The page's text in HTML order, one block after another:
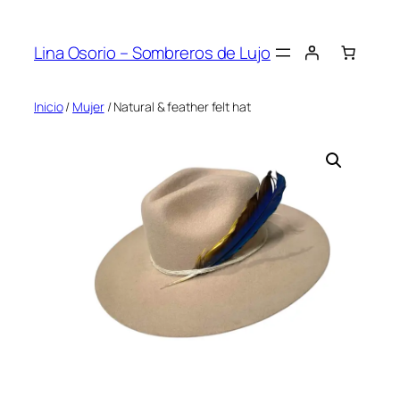
contenido
Lina Osorio – Sombreros de Lujo
Inicio/ Mujer/ Natural & feather felt hat